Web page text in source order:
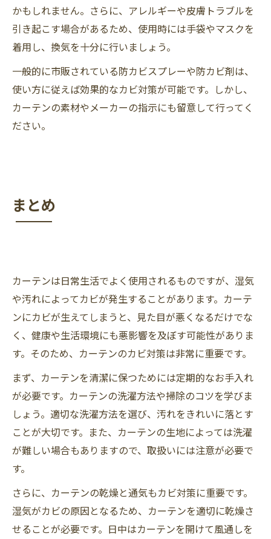
かもしれません。さらに、アレルギーや皮膚トラブルを
引き起こす場合があるため、使用時には手袋やマスクを
着用し、換気を十分に行いましょう。
一般的に市販されている防カビスプレーや防カビ剤は、
使い方に従えば効果的なカビ対策が可能です。しかし、
カーテンの素材やメーカーの指示にも留意して行ってく
ださい。
まとめ
カーテンは日常生活でよく使用されるものですが、湿気
や汚れによってカビが発生することがあります。カーテ
ンにカビが生えてしまうと、見た目が悪くなるだけでな
く、健康や生活環境にも悪影響を及ぼす可能性がありま
す。そのため、カーテンのカビ対策は非常に重要です。
まず、カーテンを清潔に保つためには定期的なお手入れ
が必要です。カーテンの洗濯方法や掃除のコツを学びま
しょう。適切な洗濯方法を選び、汚れをきれいに落とす
ことが大切です。また、カーテンの生地によっては洗濯
が難しい場合もありますので、取扱いには注意が必要で
す。
さらに、カーテンの乾燥と通気もカビ対策に重要です。
湿気がカビの原因となるため、カーテンを適切に乾燥さ
せることが必要です。日中はカーテンを開けて風通しを